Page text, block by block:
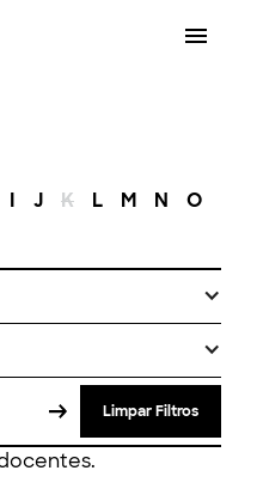
I J K L M N O
Limpar Filtros